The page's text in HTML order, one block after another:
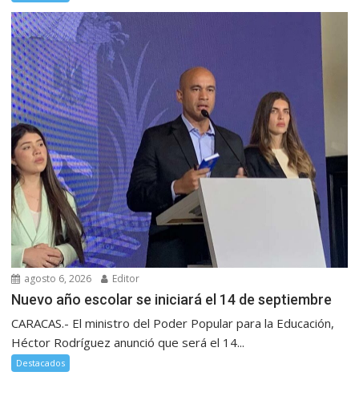
agosto 6, 2026 Editor
Nuevo año escolar se iniciará el 14 de septiembre
CARACAS.- El ministro del Poder Popular para la Educación,
Héctor Rodríguez anunció que será el 14...
Destacados